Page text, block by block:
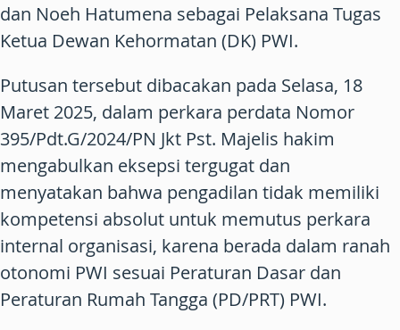
dan Noeh Hatumena sebagai Pelaksana Tugas
Ketua Dewan Kehormatan (DK) PWI.
Putusan tersebut dibacakan pada Selasa, 18
Maret 2025, dalam perkara perdata Nomor
395/Pdt.G/2024/PN Jkt Pst. Majelis hakim
mengabulkan eksepsi tergugat dan
menyatakan bahwa pengadilan tidak memiliki
kompetensi absolut untuk memutus perkara
internal organisasi, karena berada dalam ranah
otonomi PWI sesuai Peraturan Dasar dan
Peraturan Rumah Tangga (PD/PRT) PWI.